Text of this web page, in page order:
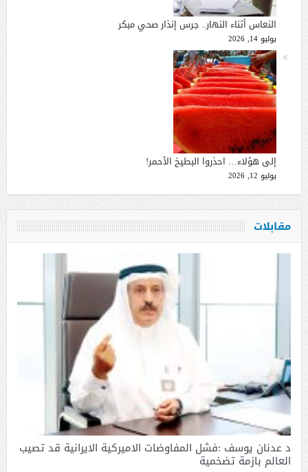
النعاس أثناء النهار.. جرس إنذار صحي مبكر
يوليو 14, 2026
إلى هؤلاء… احذروا البطيخ الأحمر!
يوليو 12, 2026
مقابلات
د عدنان يوسف :فشل المفاوضات الاميركية الايرانية قد تصيب
العالم بازمة تضخمية